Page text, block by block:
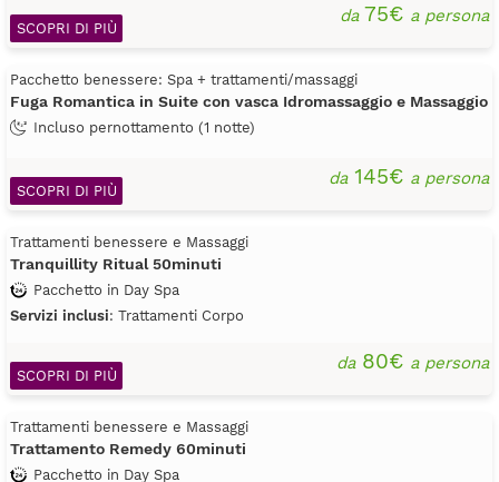
da75€ a persona
SCOPRI DI PIÙ
Pacchetto benessere: Spa + trattamenti/massaggi
Fuga Romantica in Suite con vasca Idromassaggio e Massaggio
Incluso pernottamento (1 notte)
da145€ a persona
SCOPRI DI PIÙ
Trattamenti benessere e Massaggi
Tranquillity Ritual 50minuti
Pacchetto in Day Spa
Servizi inclusi: Trattamenti Corpo
da80€ a persona
SCOPRI DI PIÙ
Trattamenti benessere e Massaggi
Trattamento Remedy 60minuti
Pacchetto in Day Spa